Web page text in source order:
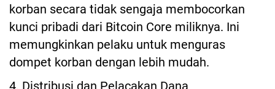
korban secara tidak sengaja membocorkan
kunci pribadi dari Bitcoin Core miliknya. Ini
memungkinkan pelaku untuk menguras
dompet korban dengan lebih mudah.